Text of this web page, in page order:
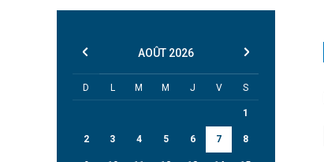
AOÛT 2026
D L M M J V S
1
2 3 4 5 6 7 8